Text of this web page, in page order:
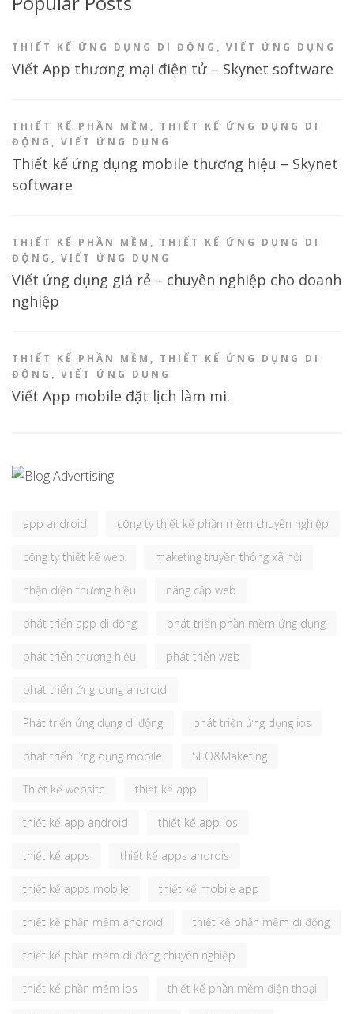
THIẾT KẾ ỨNG DỤNG DI ĐỘNG , VIẾT ỨNG DỤNG
Viết App thương mại điện tử – Skynet software
THIẾT KẾ PHẦN MỀM , THIẾT KẾ ỨNG DỤNG DI
ĐỘNG , VIẾT ỨNG DỤNG
Thiết kế ứng dụng mobile thương hiệu – Skynet
software
THIẾT KẾ PHẦN MỀM , THIẾT KẾ ỨNG DỤNG DI
ĐỘNG , VIẾT ỨNG DỤNG
Viết ứng dụng giá rẻ – chuyên nghiệp cho doanh
nghiệp
THIẾT KẾ PHẦN MỀM , THIẾT KẾ ỨNG DỤNG DI
ĐỘNG , VIẾT ỨNG DỤNG
Viết App mobile đặt lịch làm mi.
app android công ty thiết kế phần mềm chuyên nghiệp
công ty thiết kế web maketing truyền thông xã hội
nhận diện thương hiệu nâng cấp web
phát triển app di động phát triển phần mềm ứng dụng
phát triển thương hiệu phát triển web
phát triển ứng dụng android
Phát triển ứng dụng di động phát triển ứng dụng ios
phát triển ứng dụng mobile SEO&Maketing
Thiêt kế website thiết kế app
thiết kế app android thiết kế app ios
thiết kế apps thiết kế apps androis
thiết kế apps mobile thiết kế mobile app
thiết kế phần mềm android thiết kế phần mềm di động
thiết kế phần mềm di động chuyên nghiệp
thiết kế phần mềm ios thiết kế phần mềm điện thoại